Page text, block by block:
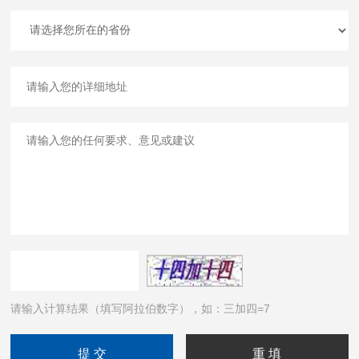
请输入计算结果（填写阿拉伯数字），如：三加四=7